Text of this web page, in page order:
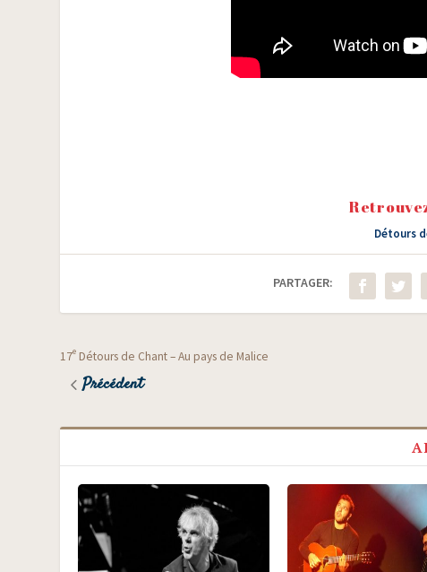
Détours
PARTAGER:
17e Détours de Chant – Au pays de Malice
Précédent